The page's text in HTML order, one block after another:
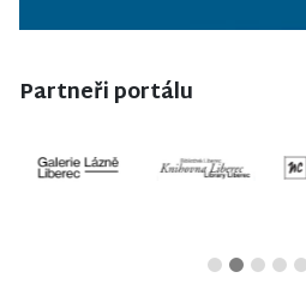
Partneři portálu